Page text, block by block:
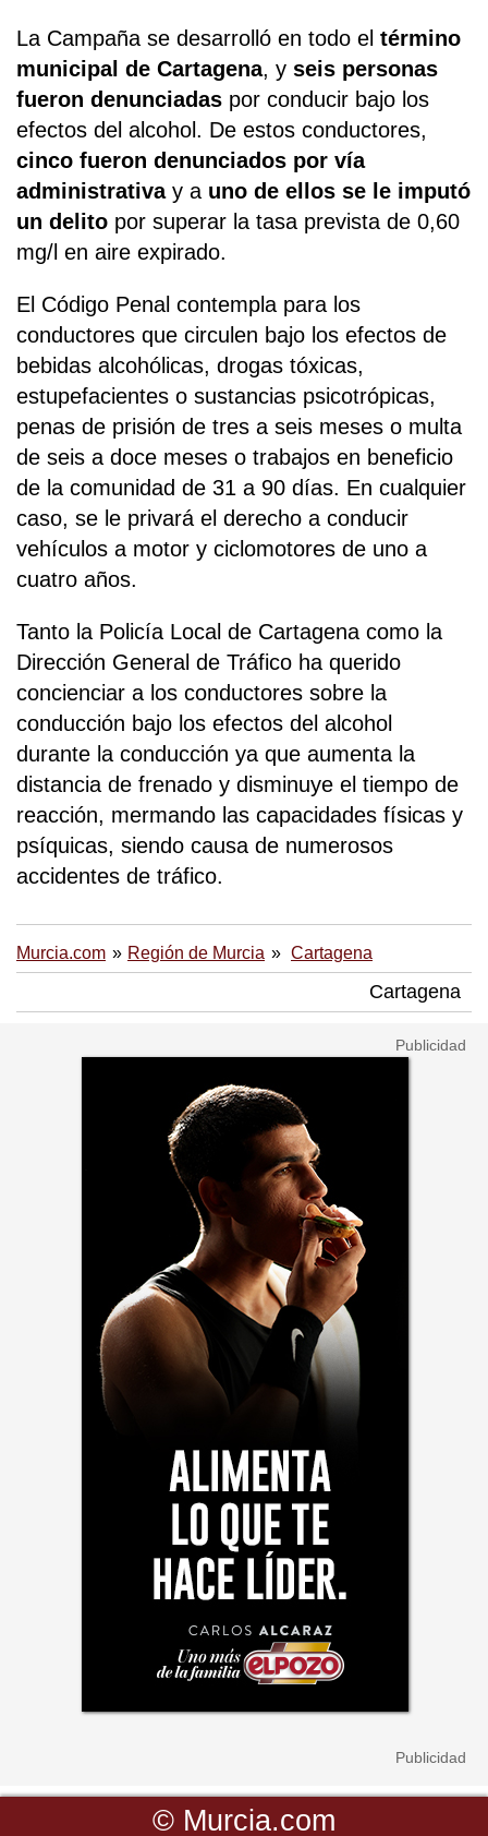
La Campaña se desarrolló en todo el término
municipal de Cartagena, y seis personas
fueron denunciadas por conducir bajo los
efectos del alcohol. De estos conductores,
cinco fueron denunciados por vía
administrativa y a uno de ellos se le imputó
un delito por superar la tasa prevista de 0,60
mg/l en aire expirado.
El Código Penal contempla para los
conductores que circulen bajo los efectos de
bebidas alcohólicas, drogas tóxicas,
estupefacientes o sustancias psicotrópicas,
penas de prisión de tres a seis meses o multa
de seis a doce meses o trabajos en beneficio
de la comunidad de 31 a 90 días. En cualquier
caso, se le privará el derecho a conducir
vehículos a motor y ciclomotores de uno a
cuatro años.
Tanto la Policía Local de Cartagena como la
Dirección General de Tráfico ha querido
concienciar a los conductores sobre la
conducción bajo los efectos del alcohol
durante la conducción ya que aumenta la
distancia de frenado y disminuye el tiempo de
reacción, mermando las capacidades físicas y
psíquicas, siendo causa de numerosos
accidentes de tráfico.
Murcia.com Región de Murcia Cartagena
Cartagena
© Murcia.com